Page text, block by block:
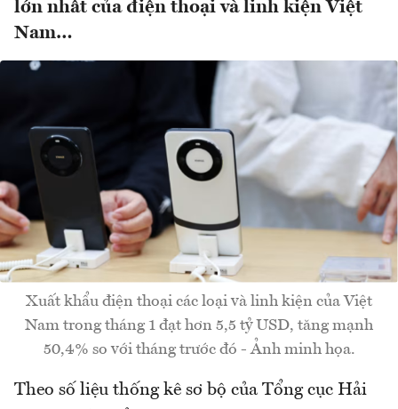
lớn nhất của điện thoại và linh kiện Việt
Nam…
Xuất khẩu điện thoại các loại và linh kiện của Việt
Nam trong tháng 1 đạt hơn 5,5 tỷ USD, tăng mạnh
50,4% so với tháng trước đó - Ảnh minh họa.
Theo số liệu thống kê sơ bộ của Tổng cục Hải